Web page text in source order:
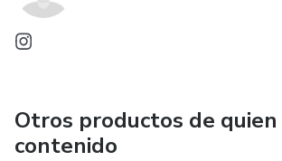
Otros productos de
contenido